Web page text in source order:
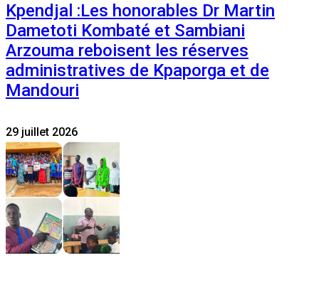
Kpendjal :Les honorables Dr Martin
Dametoti Kombaté et Sambiani
Arzouma reboisent les réserves
administratives de Kpaporga et de
Mandouri
29 juillet 2026